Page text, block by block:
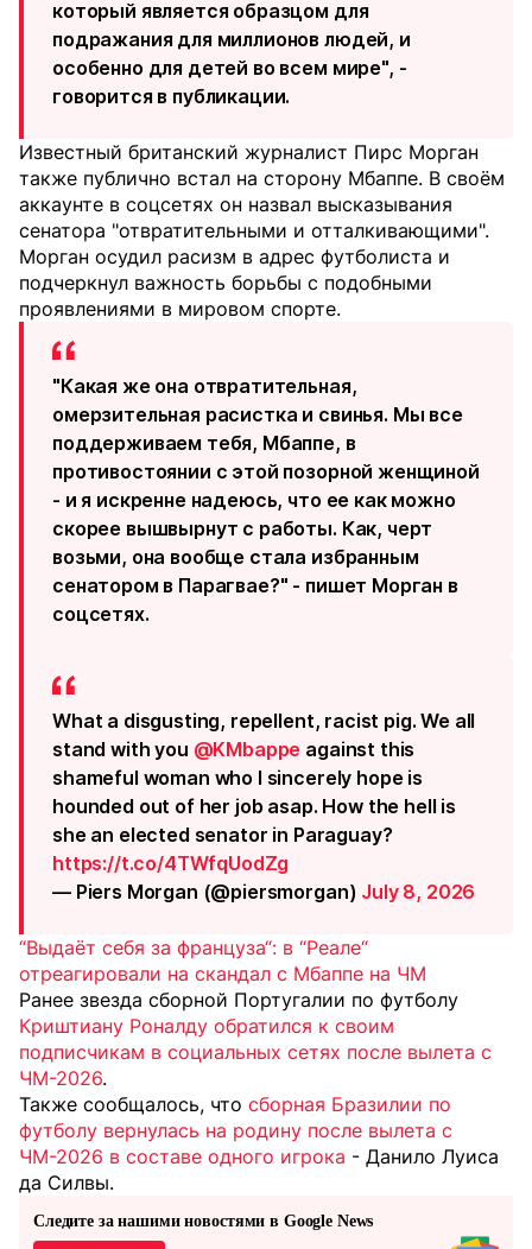
который является образцом для
подражания для миллионов людей, и
особенно для детей во всем мире", -
говорится в публикации.
Известный британский журналист Пирс Морган
также публично встал на сторону Мбаппе. В своём
аккаунте в соцсетях он назвал высказывания
сенатора "отвратительными и отталкивающими".
Морган осудил расизм в адрес футболиста и
подчеркнул важность борьбы с подобными
проявлениями в мировом спорте.
"Какая же она отвратительная,
омерзительная расистка и свинья. Мы все
поддерживаем тебя, Мбаппе, в
противостоянии с этой позорной женщиной
- и я искренне надеюсь, что ее как можно
скорее вышвырнут с работы. Как, черт
возьми, она вообще стала избранным
сенатором в Парагвае?" - пишет Морган в
соцсетях.
What a disgusting, repellent, racist pig. We all
stand with you @KMbappe against this
shameful woman who I sincerely hope is
hounded out of her job asap. How the hell is
she an elected senator in Paraguay?
https://t.co/4TWfqUodZg
— Piers Morgan (@piersmorgan) July 8, 2026
“Выдаёт себя за француза“: в “Реале“
отреагировали на скандал с Мбаппе на ЧМ
Ранее звезда сборной Португалии по футболу
Криштиану Роналду обратился к своим
подписчикам в социальных сетях после вылета с
ЧМ-2026.
Также сообщалось, что сборная Бразилии по
футболу вернулась на родину после вылета с
ЧМ-2026 в составе одного игрока - Данило Луиса
да Силвы.
Следите за нашими новостями в Google News